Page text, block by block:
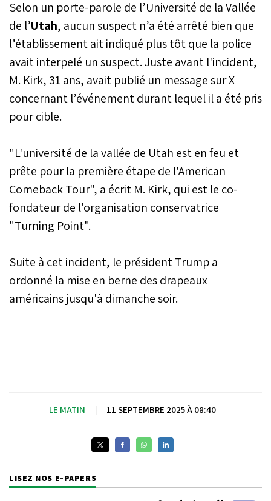
Selon un porte-parole de l’Université de la Vallée
de l’Utah, aucun suspect n’a été arrêté bien que
l’établissement ait indiqué plus tôt que la police
avait interpelé un suspect. Juste avant l'incident,
M. Kirk, 31 ans, avait publié un message sur X
concernant l’événement durant lequel il a été pris
pour cible.
"L'université de la vallée de Utah est en feu et
prête pour la première étape de l'American
Comeback Tour", a écrit M. Kirk, qui est le co-
fondateur de l'organisation conservatrice
"Turning Point".
Suite à cet incident, le président Trump a
ordonné la mise en berne des drapeaux
américains jusqu'à dimanche soir.
LE MATIN 11 SEPTEMBRE 2025 À 08:40
LISEZ NOS E-PAPERS